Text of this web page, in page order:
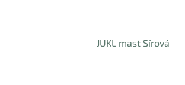
JUKL mast Sírová